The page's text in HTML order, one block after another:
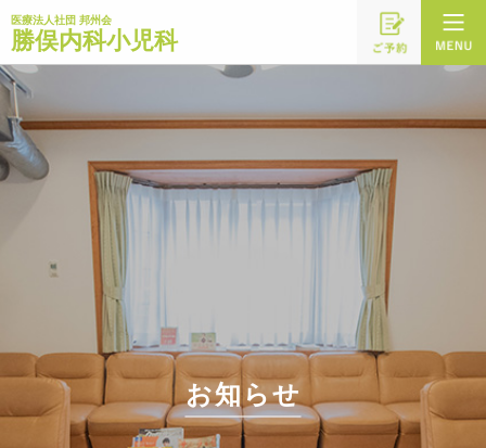
医療法人社団 邦州会
勝俣内科小児科
お知らせ